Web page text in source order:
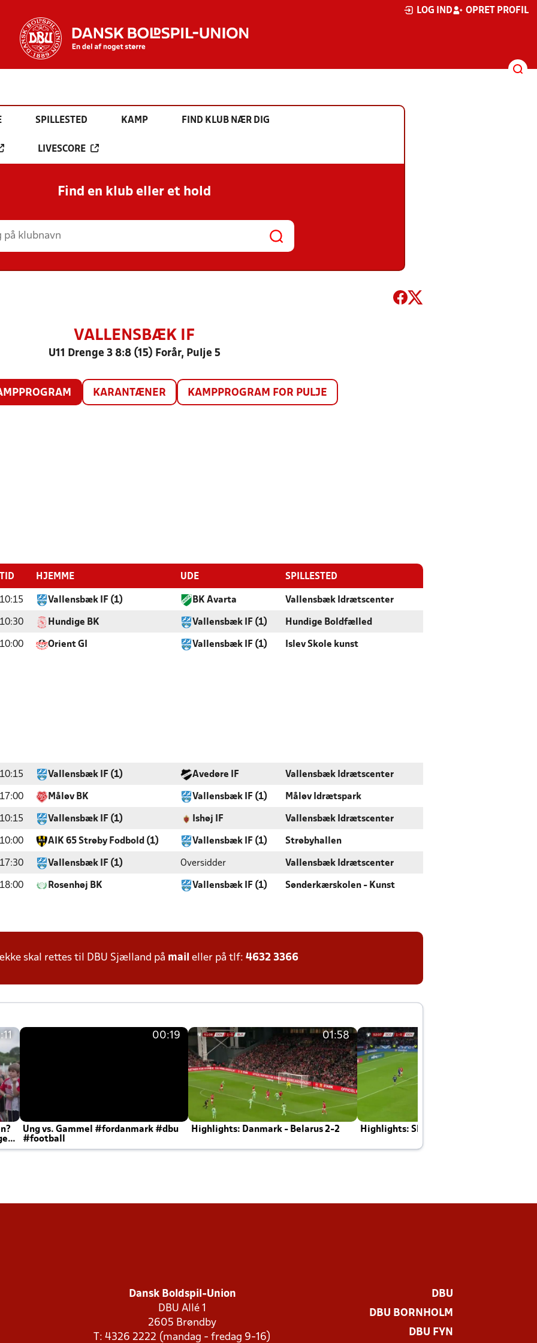
LOG IND OPRET PROFIL
SPILLESTED KAMP FIND KLUB NÆR DIG
LIVESCORE
Find en klub eller et hold
VALLENSBÆK IF
U11 Drenge 3 8:8 (15) Forår, Pulje 5
KARANTÆNER KAMPPROGRAM FOR PULJE
TID HJEMME UDE SPILLESTED
10:15 Vallensbæk IF (1) BK Avarta Vallensbæk Idrætscenter
10:30 Hundige BK Vallensbæk IF (1) Hundige Boldfælled
10:00 Orient GI Vallensbæk IF (1) Islev Skole kunst
10:15 Vallensbæk IF (1) Avedøre IF Vallensbæk Idrætscenter
17:00 Måløv BK Vallensbæk IF (1) Måløv Idrætspark
10:15 Vallensbæk IF (1) Ishøj IF Vallensbæk Idrætscenter
10:00 AIK 65 Strøby Fodbold (1) Vallensbæk IF (1) Strøbyhallen
17:30 Vallensbæk IF (1) Oversidder Vallensbæk Idrætscenter
18:00 Rosenhøj BK Vallensbæk IF (1) Sønderkærskolen - Kunst
skal rettes til DBU Sjælland på mail eller på tlf: 4632 3366
00:19
Ung vs. Gammel #fordanmark #dbu
#football
01:58
Highlights: Danmark - Belarus 2-2 Highlights: Skotland - Danmark 4-2
Dansk Boldspil-Union
DBU Allé 1
2605 Brøndby
T: 4326 2222 (mandag - fredag 9-16)
DBU
DBU BORNHOLM
DBU FYN